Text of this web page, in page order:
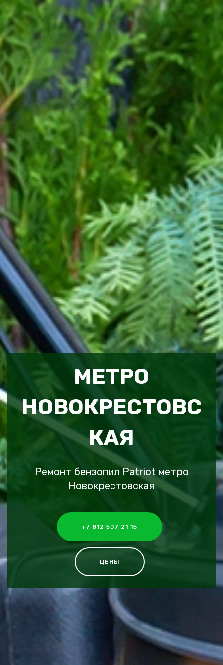
МЕТРО
НОВОКРЕСТОВС
КАЯ
Ремонт бензопил Patriot метро
Новокрестовская
+7 812 507 21 15
ЦЕНЫ